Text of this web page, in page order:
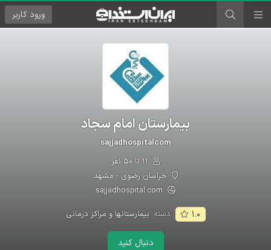
ورود کاربر
بیمارستان امام سجاد
sajjadhospitalcom
خراسان رضوی - مشهد
۱.۰ دسته:بیمارستانها و مراکز درمانی
دنبال کنید